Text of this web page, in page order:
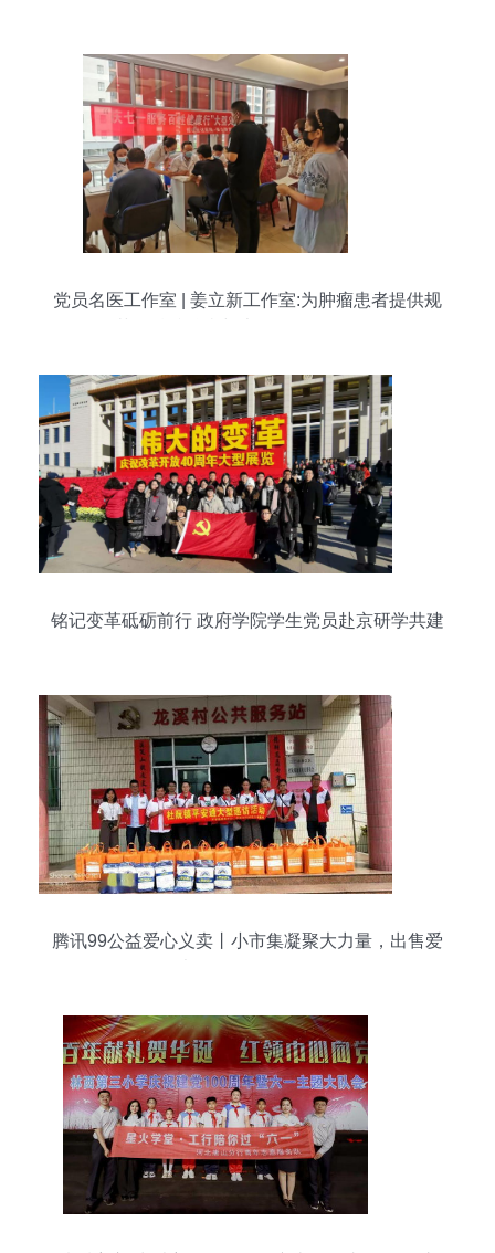
党员名医工作室 | 姜立新工作室:为肿瘤患者提供规
铭记变革砥砺前行 政府学院学生党员赴京研学共建
腾讯99公益爱心义卖丨小市集凝聚大力量，出售爱